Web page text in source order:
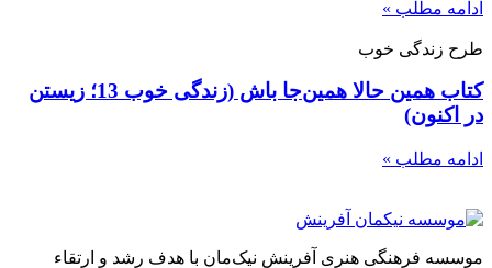
ادامه مطلب »
طرح زندگی خوب
کتاب همین حالا همین‌جا باش (زندگی خوب 13؛ زیستن
در اکنون)
ادامه مطلب »
موسسه فرهنگی هنری آفرینش نیک‌مان با هدف رشد و ارتقاء